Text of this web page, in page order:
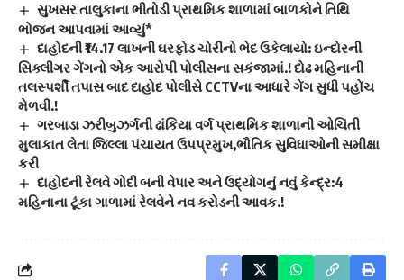
સુખસર તાલુકાના ભીતોડી પ્રાથમિક શાળામાં બાળકોને તિથિ
ભોજન આપવામાં આવ્યું*
દાહોદની ₹14.17 લાખની ઘરફોડ ચોરીનો ભેદ ઉકેલાયો: ઇન્દોરની
સિક્લીગર ગેંગનો એક આરોપી પોલીસના સકંજામાં.! દોઢ મહિનાની
તલસ્પર્શી તપાસ બાદ દાહોદ પોલીસે CCTVના આધારે ગેંગ સુધી પહોંચ
મેળવી.!
ગરબાડા ઝરીબુઝર્ગની ઢાંકિયા વર્ગ પ્રાથમિક શાળાની ઓચિંતી
મુલાકાત લેતા જિલ્લા પંચાયત ઉપપ્રમુખ,ભૌતિક સુવિધાઓની સમીક્ષા
કરી
દાહોદની રેલવે ગોદી બની વેપાર અને ઉદ્યોગનું નવું કેન્દ્ર:4
મહિનાના ટૂંકા ગાળામાં રેલવેને નવ કરોડની આવક.!